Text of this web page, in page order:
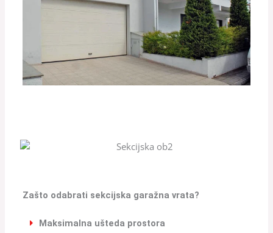
Zašto odabrati sekcijska garažna vrata?
Maksimalna ušteda prostora